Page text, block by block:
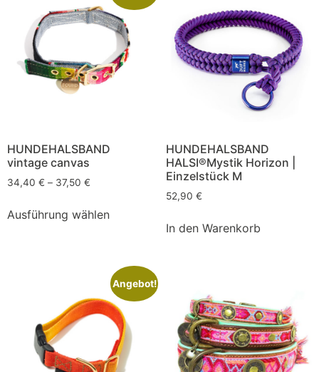
HUNDEHALSBAND
vintage canvas
34,40 € – 37,50 €
Ausführung wählen
HUNDEHALSBAND
HALSI®Mystik Horizon |
Einzelstück M
52,90 €
In den Warenkorb
Angebot!